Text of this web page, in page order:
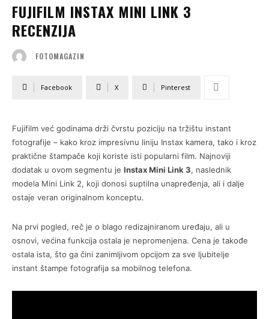
FUJIFILM INSTAX MINI LINK 3
RECENZIJA
FOTOMAGAZIN
Facebook X Pinterest
Fujifilm već godinama drži čvrstu poziciju na tržištu instant
fotografije – kako kroz impresivnu liniju Instax kamera, tako i kroz
praktične štampače koji koriste isti popularni film. Najnoviji
dodatak u ovom segmentu je Instax Mini Link 3, naslednik
modela Mini Link 2, koji donosi suptilna unapređenja, ali i dalje
ostaje veran originalnom konceptu.
Na prvi pogled, reč je o blago redizajniranom uređaju, ali u
osnovi, većina funkcija ostala je nepromenjena. Cena je takođe
ostala ista, što ga čini zanimljivom opcijom za sve ljubitelje
instant štampe fotografija sa mobilnog telefona.